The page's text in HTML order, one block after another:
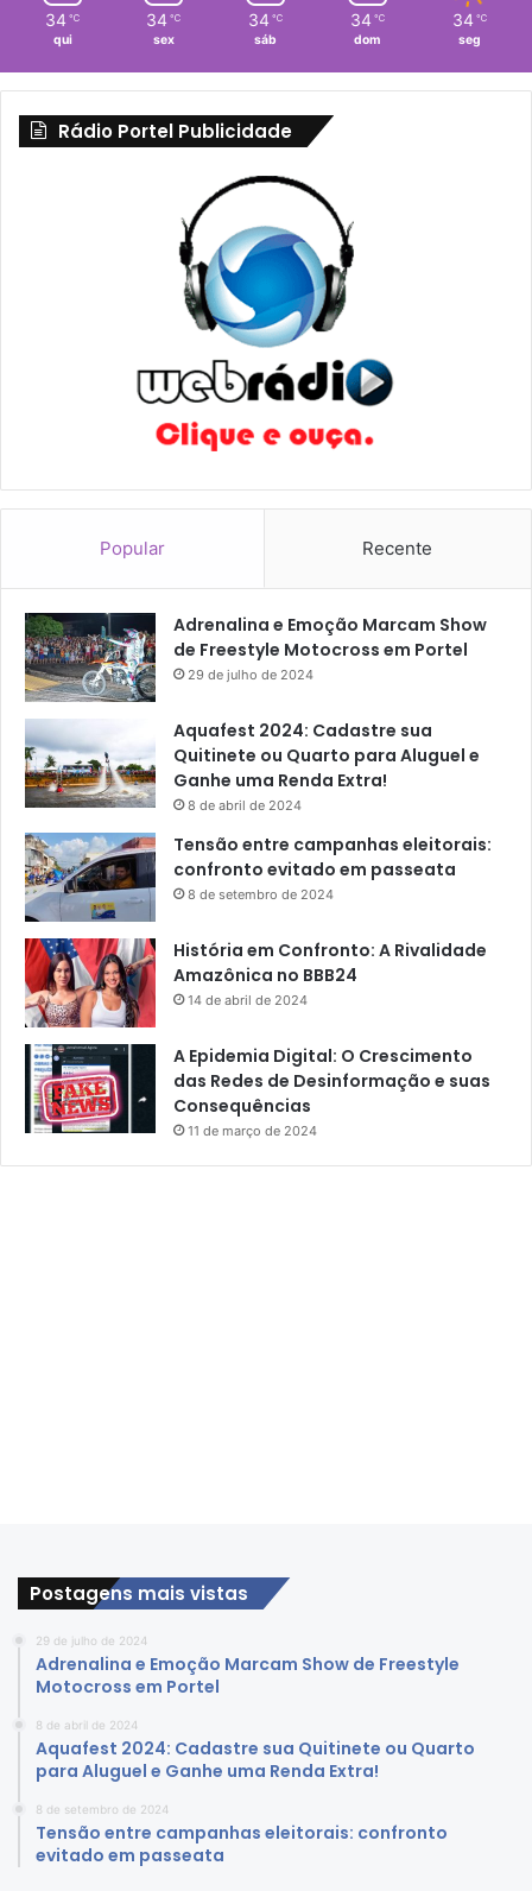
34 ℃
qui
34 ℃
sex
34 ℃
sáb
34 ℃
dom
34 ℃
seg
Rádio Portel Publicidade
Popular Recente
Adrenalina e Emoção Marcam Show
de Freestyle Motocross em Portel
29 de julho de 2024
Aquafest 2024: Cadastre sua
Quitinete ou Quarto para Aluguel e
Ganhe uma Renda Extra!
8 de abril de 2024
Tensão entre campanhas eleitorais:
confronto evitado em passeata
8 de setembro de 2024
História em Confronto: A Rivalidade
Amazônica no BBB24
14 de abril de 2024
A Epidemia Digital: O Crescimento
das Redes de Desinformação e suas
Consequências
11 de março de 2024
Postagens mais vistas
29 de julho de 2024
Adrenalina e Emoção Marcam Show de Freestyle
Motocross em Portel
8 de abril de 2024
Aquafest 2024: Cadastre sua Quitinete ou Quarto
para Aluguel e Ganhe uma Renda Extra!
8 de setembro de 2024
Tensão entre campanhas eleitorais: confronto
evitado em passeata